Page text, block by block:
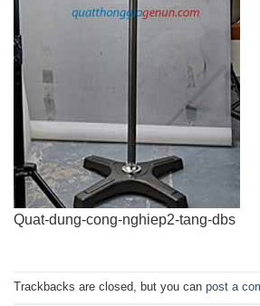
Quat-dung-cong-nghiep2-tang-dbs
Trackbacks are closed, but you can post a